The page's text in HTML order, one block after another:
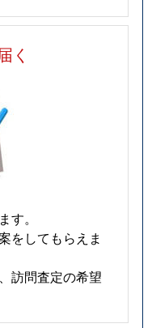
く
す。
をしてもらえま
訪問査定の希望